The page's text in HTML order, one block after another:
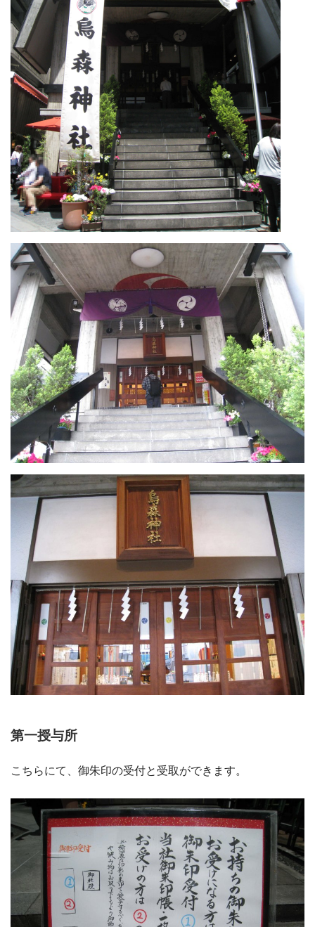
第一授与所
こちらにて、御朱印の受付と受取ができます。